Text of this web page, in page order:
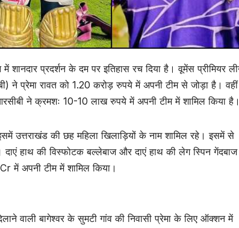
शानदार प्रदर्शन के दम पर इतिहास रच दिया है। वूमेंस प्रीमियर
ने प्रेमा रावत को 1.20 करोड़ रुपये में अपनी टीम से जोड़ा है। वहीं
ने क्रमशः 10-10 लाख रुपये में अपनी टीम में शामिल किया है।
उत्तराखंड की छह महिला खिलाड़ियों के नाम शामिल रहे। इसमें से
हाथ की विस्फोटक बल्लेबाज और दाएं हाथ की लेग स्पिन गेंदबाज
में अपनी टीम में शामिल किया।
वाली बागेश्वर के सुमटी गांव की निवासी प्रेमा के लिए ऑक्शन में